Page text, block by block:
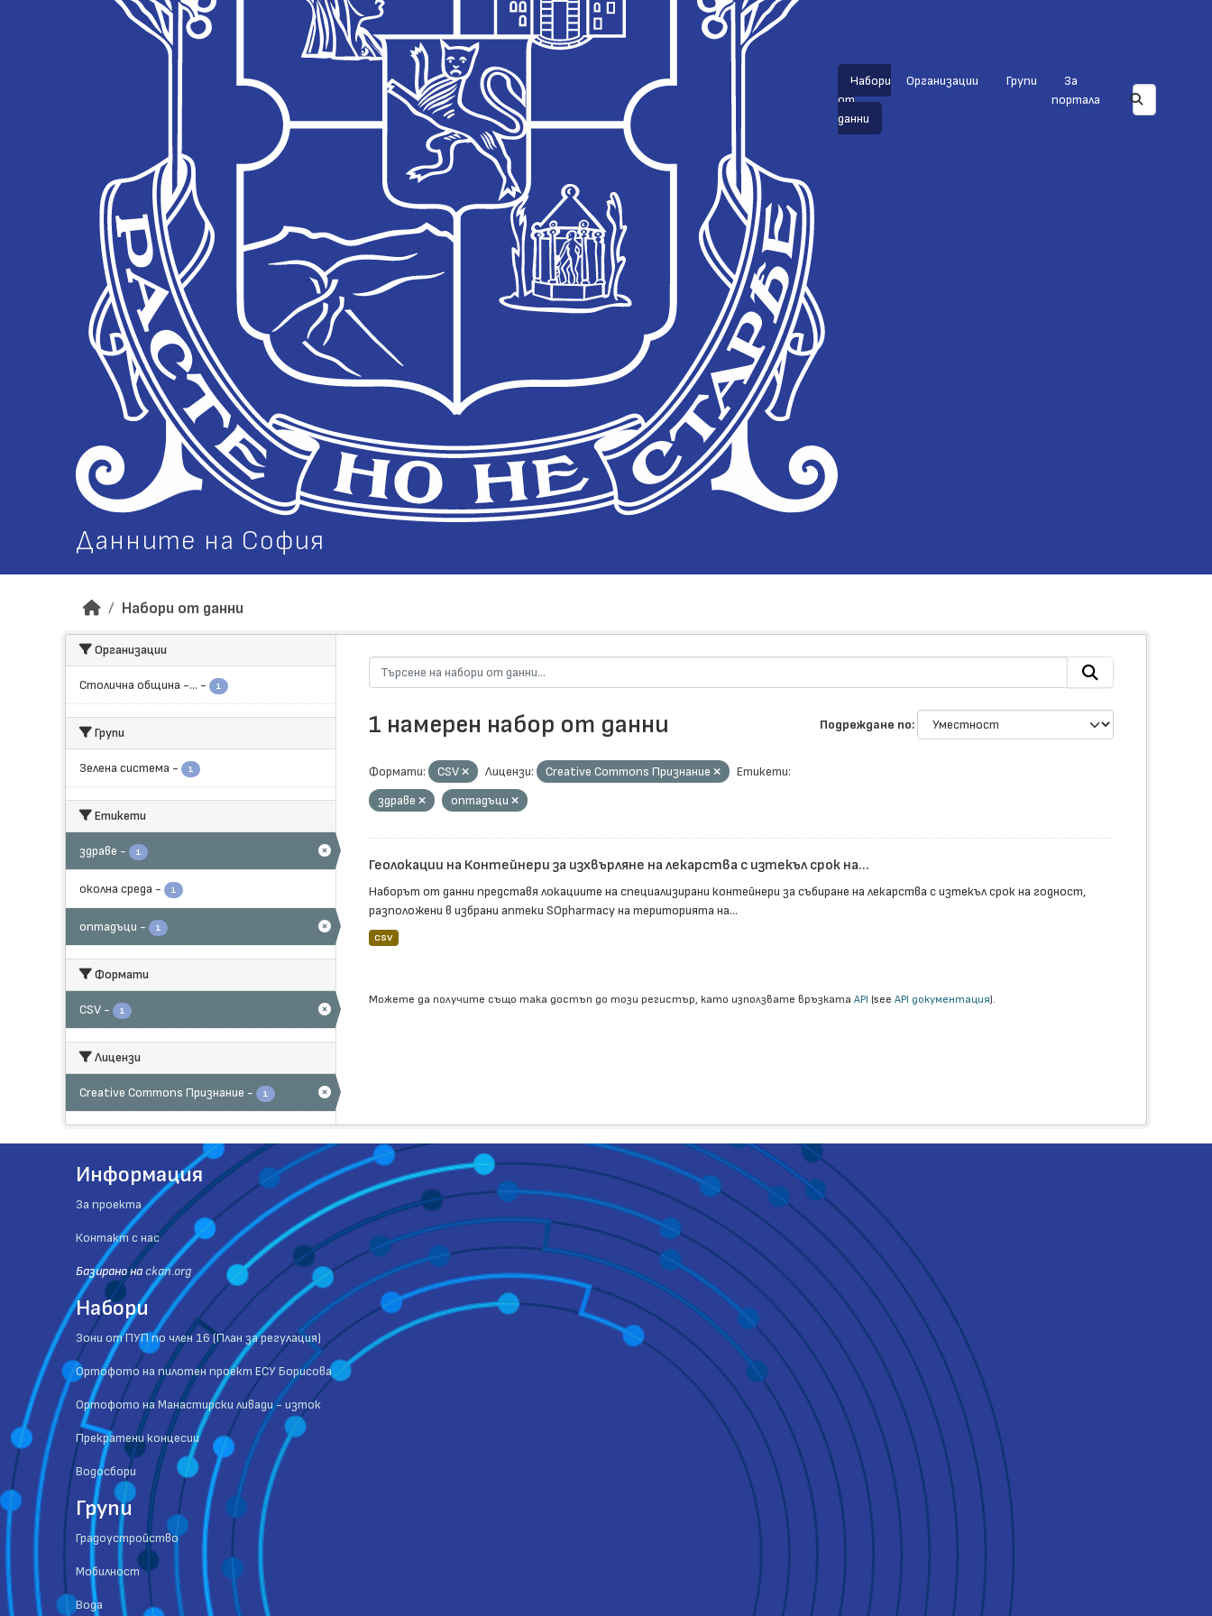
Данните на София
Набори
от
данни
Организации Групи
За
портала
Набори от данни
Организации
Столична община -... - 1
Групи
Зелена система - 1
Етикети
здраве - 1
околна среда - 1
оптадъци - 1
Формати
CSV - 1
Лицензи
Creative Commons Признание - 1
Подреждане по
1 намерен набор от данни
Формати: CSV Лицензи: Creative Commons Признание
Етикети:
здраве
оптадъци
Геолокации на Контейнери за изхвърляне на лекарства с изтекъл срок на...
Наборът от данни представя локациите на специализирани контейнери за събиране на лекарства с изтекъл срок на годност,
разположени в избрани аптеки SOpharmacy на територията на...
CSV
Можете да получите също така достъп до този регистър, като използвате връзката API (see API документация).
Информация
За проекта
Контакт с нас
Базиранo на ckan.org
Набори
Зони от ПУП по член 16 (План за регулация)
Ортофото на пилотен проект ЕСУ Борисова
Ортофото на Манастирски ливади - изток
Прекратени концесии
Водосбори
Групи
Градоустройство
Мобилност
Вода